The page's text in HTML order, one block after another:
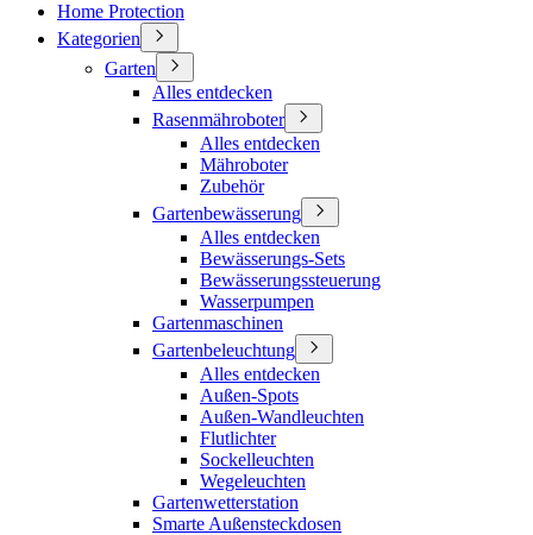
Home Protection
Kategorien
Garten
Alles entdecken
Rasenmähroboter
Alles entdecken
Mähroboter
Zubehör
Gartenbewässerung
Alles entdecken
Bewässerungs-Sets
Bewässerungssteuerung
Wasserpumpen
Gartenmaschinen
Gartenbeleuchtung
Alles entdecken
Außen-Spots
Außen-Wandleuchten
Flutlichter
Sockelleuchten
Wegeleuchten
Gartenwetterstation
Smarte Außensteckdosen